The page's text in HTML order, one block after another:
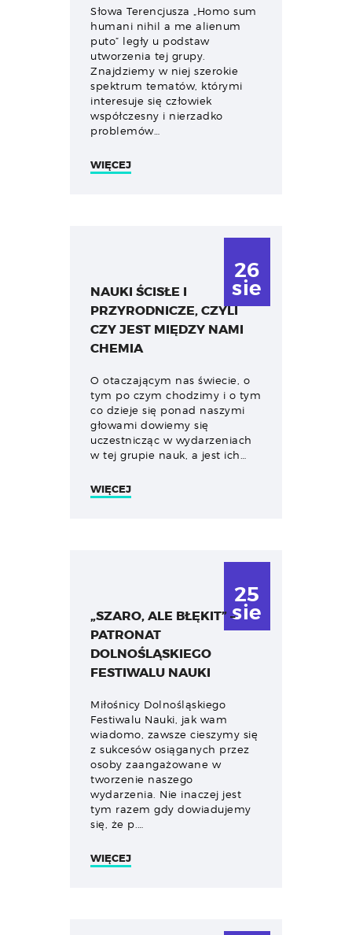
Słowa Terencjusza „Homo sum
humani nihil a me alienum
puto” legły u podstaw
utworzenia tej grupy.
Znajdziemy w niej szerokie
spektrum tematów, którymi
interesuje się człowiek
współczesny i nierzadko
problemów…
WIĘCEJ
26
sie
NAUKI ŚCISŁE I
PRZYRODNICZE, CZYLI
CZY JEST MIĘDZY NAMI
CHEMIA
O otaczającym nas świecie, o
tym po czym chodzimy i o tym
co dzieje się ponad naszymi
głowami dowiemy się
uczestnicząc w wydarzeniach
w tej grupie nauk, a jest ich…
WIĘCEJ
25
sie
„SZARO, ALE BŁĘKIT” –
PATRONAT
DOLNOŚLĄSKIEGO
FESTIWALU NAUKI
Miłośnicy Dolnośląskiego
Festiwalu Nauki, jak wam
wiadomo, zawsze cieszymy się
z sukcesów osiąganych przez
osoby zaangażowane w
tworzenie naszego
wydarzenia. Nie inaczej jest
tym razem gdy dowiadujemy
się, że p.…
WIĘCEJ